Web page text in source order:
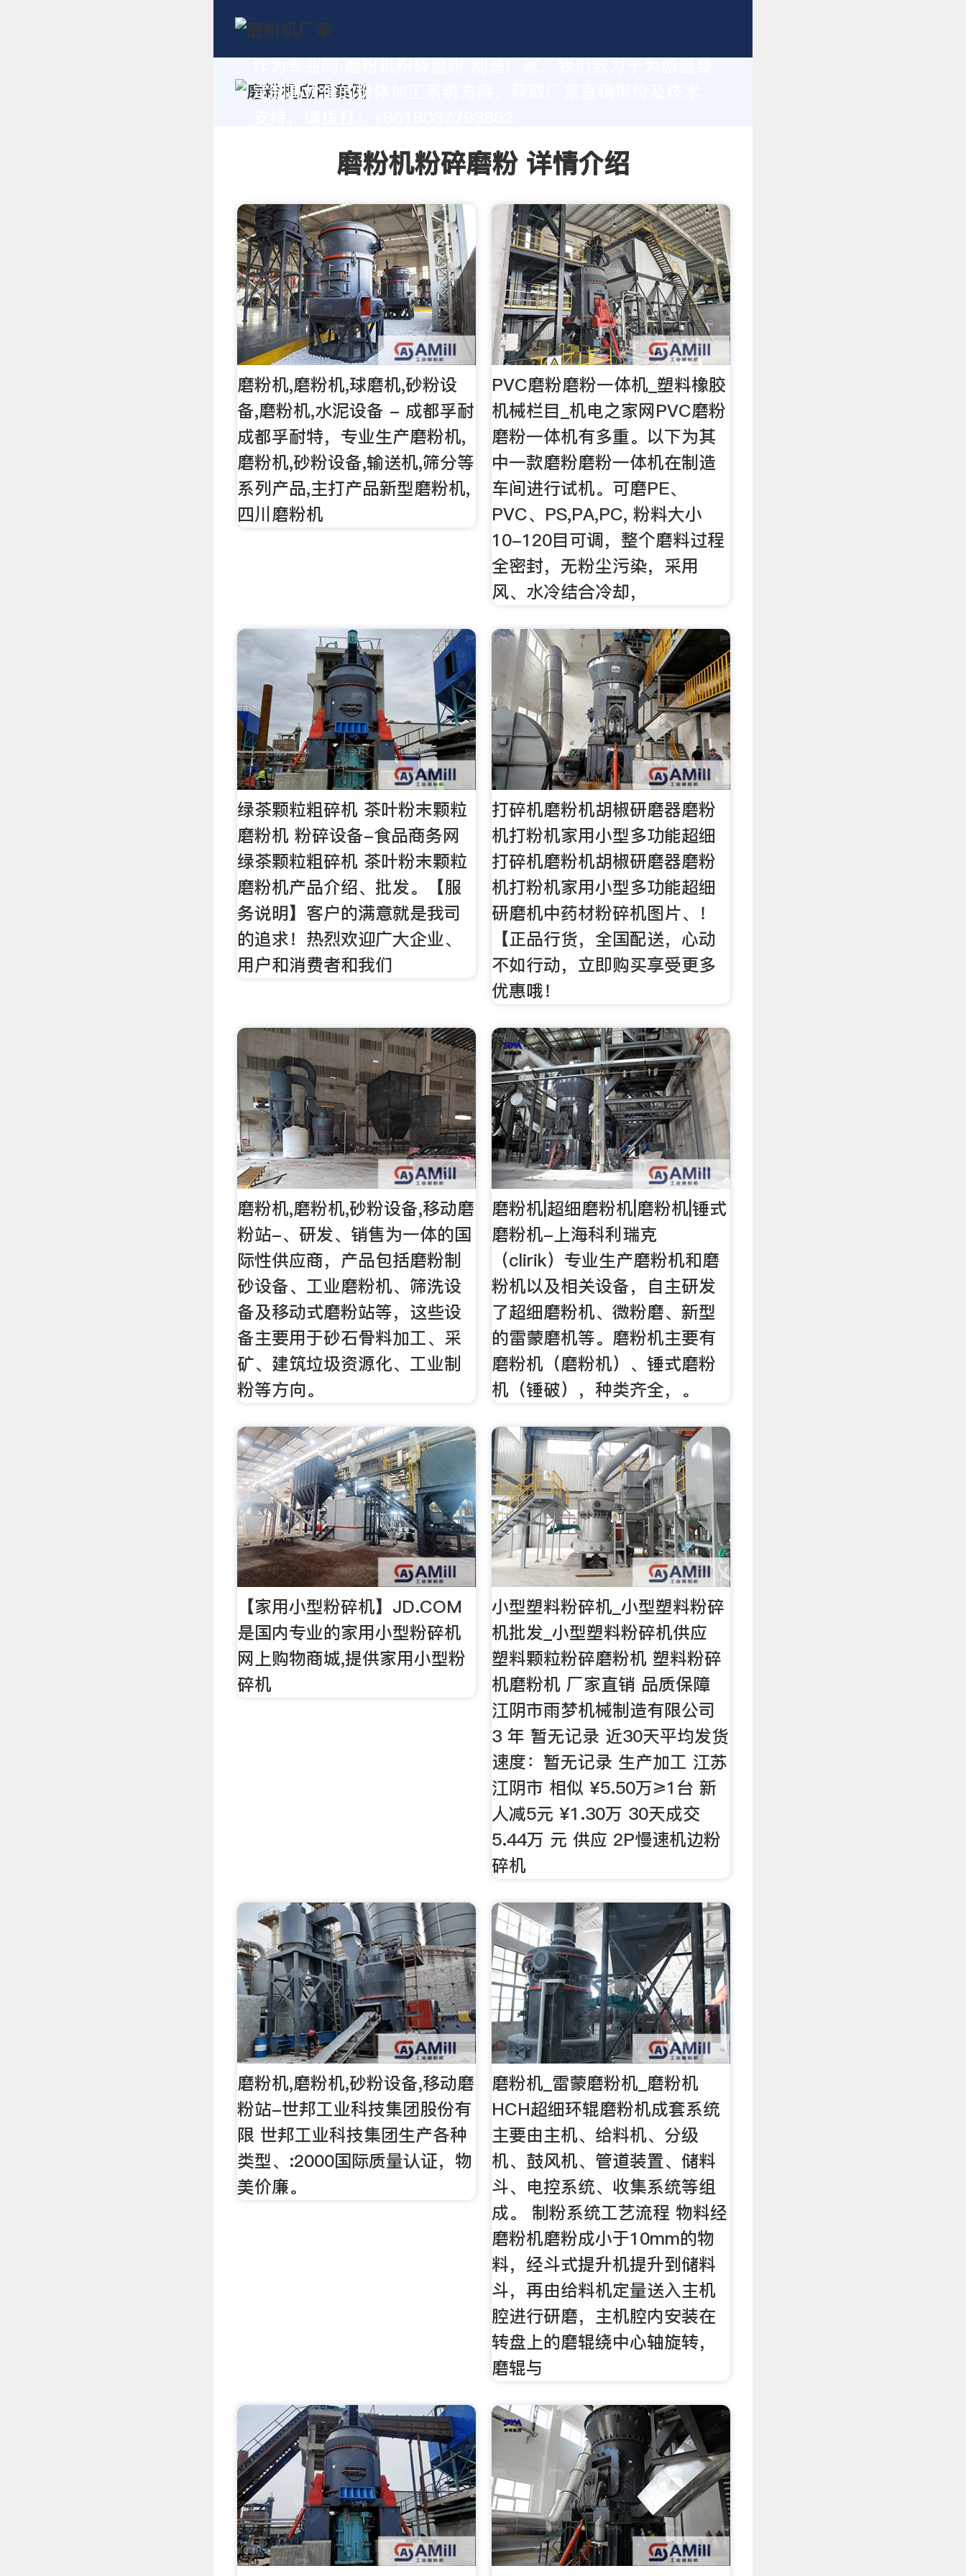
定制高价值的粉体加工系统方案。获取厂家直销报价及技术
磨粉机粉碎磨粉 详情介绍
磨粉机,磨粉机,球磨机,砂粉设
备,磨粉机,水泥设备 - 成都孚耐
成都孚耐特，专业生产磨粉机,
磨粉机,砂粉设备,输送机,筛分等
系列产品,主打产品新型磨粉机,
四川磨粉机
PVC磨粉磨粉一体机_塑料橡胶
机械栏目_机电之家网PVC磨粉
磨粉一体机有多重。以下为其
中一款磨粉磨粉一体机在制造
车间进行试机。可磨PE、
PVC、PS,PA,PC, 粉料大小
10-120目可调，整个磨料过程
全密封，无粉尘污染，采用
风、水冷结合冷却，
绿茶颗粒粗碎机 茶叶粉末颗粒
磨粉机 粉碎设备-食品商务网
绿茶颗粒粗碎机 茶叶粉末颗粒
磨粉机产品介绍、批发。【服
务说明】客户的满意就是我司
的追求！热烈欢迎广大企业、
用户和消费者和我们
打碎机磨粉机胡椒研磨器磨粉
机打粉机家用小型多功能超细
打碎机磨粉机胡椒研磨器磨粉
机打粉机家用小型多功能超细
研磨机中药材粉碎机图片、！
【正品行货，全国配送，心动
不如行动，立即购买享受更多
优惠哦！
磨粉机,磨粉机,砂粉设备,移动磨
粉站-、研发、销售为一体的国
际性供应商，产品包括磨粉制
砂设备、工业磨粉机、筛洗设
备及移动式磨粉站等，这些设
备主要用于砂石骨料加工、采
矿、建筑垃圾资源化、工业制
粉等方向。
磨粉机|超细磨粉机|磨粉机|锤式
磨粉机-上海科利瑞克
（clirik）专业生产磨粉机和磨
粉机以及相关设备，自主研发
了超细磨粉机、微粉磨、新型
的雷蒙磨机等。磨粉机主要有
磨粉机（磨粉机）、锤式磨粉
机（锤破），种类齐全，。
【家用小型粉碎机】JD.COM
是国内专业的家用小型粉碎机
网上购物商城,提供家用小型粉
碎机
小型塑料粉碎机_小型塑料粉碎
机批发_小型塑料粉碎机供应
塑料颗粒粉碎磨粉机 塑料粉碎
机磨粉机 厂家直销 品质保障
江阴市雨梦机械制造有限公司
3 年 暂无记录 近30天平均发货
速度：暂无记录 生产加工 江苏
江阴市 相似 ¥5.50万≥1台 新
人减5元 ¥1.30万 30天成交
5.44万 元 供应 2P慢速机边粉
碎机
磨粉机,磨粉机,砂粉设备,移动磨
粉站-世邦工业科技集团股份有
限 世邦工业科技集团生产各种
类型、:2000国际质量认证，物
美价廉。
磨粉机_雷蒙磨粉机_磨粉机
HCH超细环辊磨粉机成套系统
主要由主机、给料机、分级
机、鼓风机、管道装置、储料
斗、电控系统、收集系统等组
成。 制粉系统工艺流程 物料经
磨粉机磨粉成小于10mm的物
料，经斗式提升机提升到储料
斗，再由给料机定量送入主机
腔进行研磨，主机腔内安装在
转盘上的磨辊绕中心轴旋转，
磨辊与